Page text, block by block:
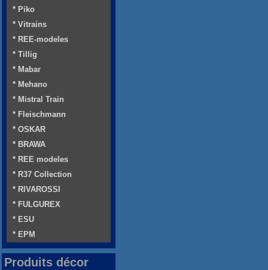
* Piko
* Vitrains
* REE-modeles
* Tillig
* Mabar
* Mehano
* Mistral Train
* Fleischmann
* OSKAR
* BRAWA
* REE modeles
* R37 Collection
* RIVAROSSI
* FULGUREX
* ESU
* EPM
Produits décor